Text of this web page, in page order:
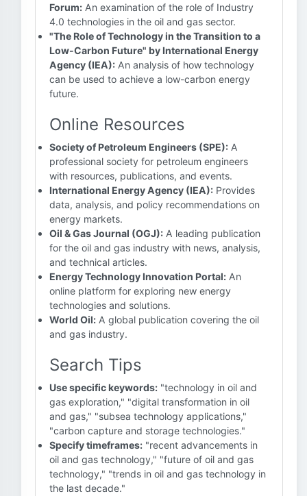
Forum: An examination of the role of Industry
4.0 technologies in the oil and gas sector.
"The Role of Technology in the Transition to a
Low-Carbon Future" by International Energy
Agency (IEA): An analysis of how technology
can be used to achieve a low-carbon energy
future.
Online Resources
Society of Petroleum Engineers (SPE): A
professional society for petroleum engineers
with resources, publications, and events.
International Energy Agency (IEA): Provides
data, analysis, and policy recommendations on
energy markets.
Oil & Gas Journal (OGJ): A leading publication
for the oil and gas industry with news, analysis,
and technical articles.
Energy Technology Innovation Portal: An
online platform for exploring new energy
technologies and solutions.
World Oil: A global publication covering the oil
and gas industry.
Search Tips
Use specific keywords: "technology in oil and
gas exploration," "digital transformation in oil
and gas," "subsea technology applications,"
"carbon capture and storage technologies."
Specify timeframes: "recent advancements in
oil and gas technology," "future of oil and gas
technology," "trends in oil and gas technology in
the last decade."